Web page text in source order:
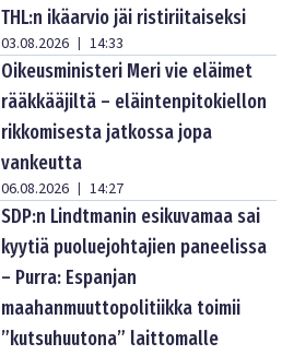
THL:n ikäarvio jäi ristiriitaiseksi
03.08.2026 | 14:33
Oikeusministeri Meri vie eläimet
rääkkääjiltä – eläintenpitokiellon
rikkomisesta jatkossa jopa
vankeutta
06.08.2026 | 14:27
SDP:n Lindtmanin esikuvamaa sai
kyytiä puoluejohtajien paneelissa
– Purra: Espanjan
maahanmuuttopolitiikka toimii
”kutsuhuutona” laittomalle